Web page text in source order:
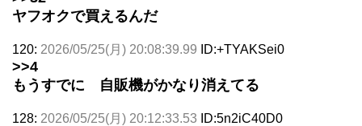
ヤフオクで買えるんだ
120: 2026/05/25(月) 20:08:39.99 ID:+TYAKSei0
>>4
もうすでに 自販機がかなり消えてる
128: 2026/05/25(月) 20:12:33.53 ID:5n2iC40D0